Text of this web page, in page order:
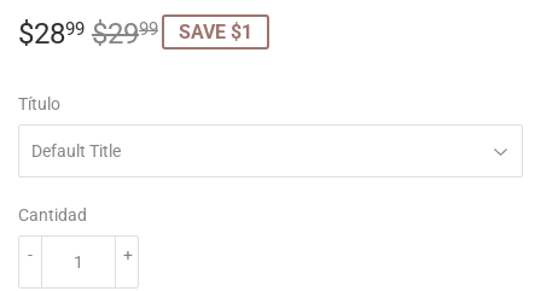
$2899 $2999
REGULAR
$29.99
SALE
$28.99
SAVE $1
Título
Cantidad
+
-